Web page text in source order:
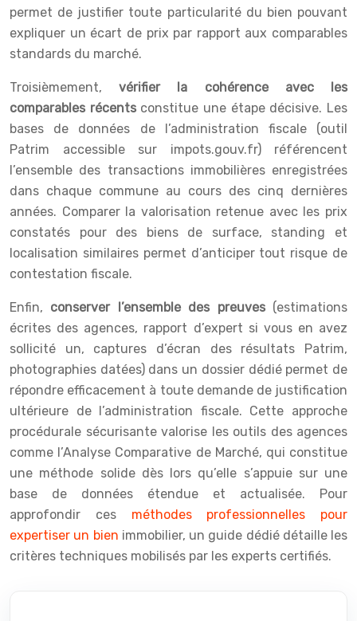
permet de justifier toute particularité du bien pouvant
expliquer un écart de prix par rapport aux comparables
standards du marché.
Troisièmement,vérifier la cohérence avec les
comparables récentsconstitue une étape décisive. Les
bases de données de l’administration fiscale (outil
Patrim accessible sur impots.gouv.fr) référencent
l’ensemble des transactions immobilières enregistrées
dans chaque commune au cours des cinq dernières
années. Comparer la valorisation retenue avec les prix
constatés pour des biens de surface, standing et
localisation similaires permet d’anticiper tout risque de
contestation fiscale.
Enfin, conserver l’ensemble des preuves(estimations
écrites des agences, rapport d’expert si vous en avez
sollicité un, captures d’écran des résultats Patrim,
photographies datées) dans un dossier dédié permet de
répondre efficacement à toute demande de justification
ultérieure de l’administration fiscale. Cette approche
procédurale sécurisante valorise les outils des agences
comme l’Analyse Comparative de Marché, qui constitue
une méthode solide dès lors qu’elle s’appuie sur une
base de données étendue et actualisée. Pour
approfondir ces méthodes professionnelles pour
expertiser un bien immobilier, un guide dédié détaille les
critères techniques mobilisés par les experts certifiés.